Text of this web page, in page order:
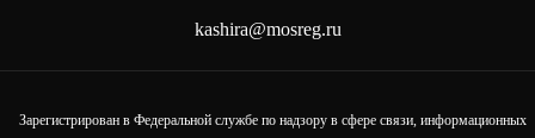
kashira@mosreg.ru
Зарегистрирован в Федеральной службе по надзору в сфере связи, информационных